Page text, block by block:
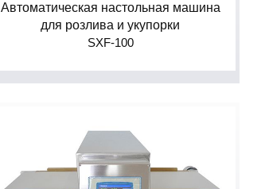
Автоматическая настольная машина
для розлива и укупорки
SXF-100